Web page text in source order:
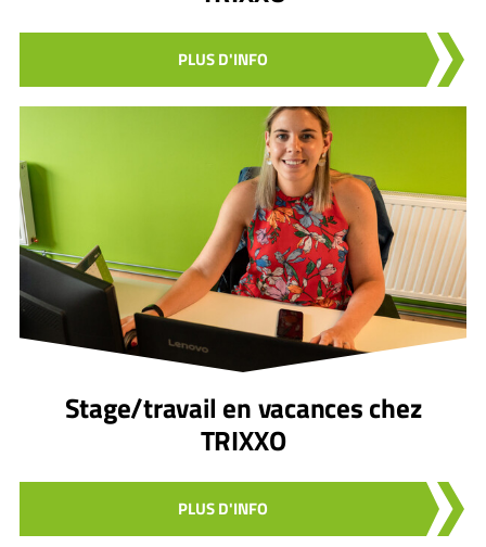
PLUS D'INFO
Stage/travail en vacances chez
TRIXXO
PLUS D'INFO